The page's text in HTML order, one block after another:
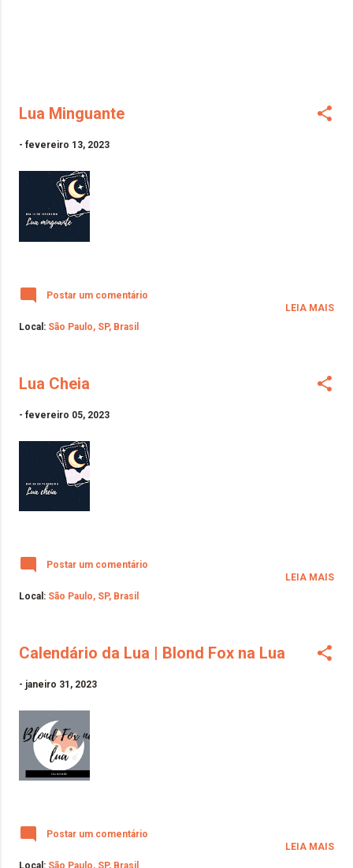
Lua Minguante
- fevereiro 13, 2023
Postar um comentário
Local: São Paulo, SP, Brasil
LEIA MAIS
Lua Cheia
- fevereiro 05, 2023
Postar um comentário
Local: São Paulo, SP, Brasil
LEIA MAIS
Calendário da Lua | Blond Fox na Lua
- janeiro 31, 2023
Postar um comentário
Local: São Paulo, SP, Brasil
LEIA MAIS